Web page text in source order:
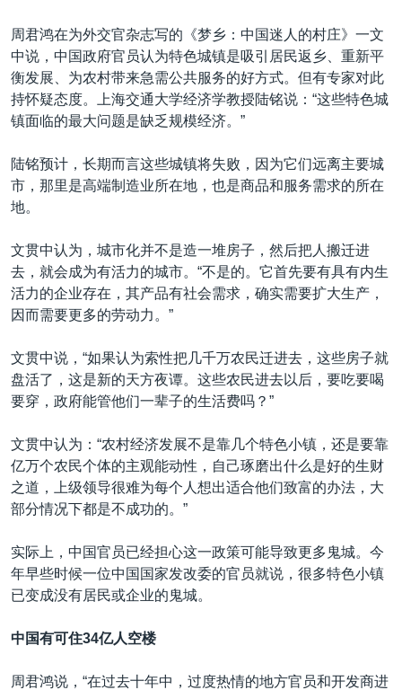
周君鸿在为外交官杂志写的《梦乡：中国迷人的村庄》一文
中说，中国政府官员认为特色城镇是吸引居民返乡、重新平
衡发展、为农村带来急需公共服务的好方式。但有专家对此
持怀疑态度。上海交通大学经济学教授陆铭说：“这些特色城
镇面临的最大问题是缺乏规模经济。”
陆铭预计，长期而言这些城镇将失败，因为它们远离主要城
市，那里是高端制造业所在地，也是商品和服务需求的所在
地。
文贯中认为，城市化并不是造一堆房子，然后把人搬迁进
去，就会成为有活力的城市。“不是的。它首先要有具有内生
活力的企业存在，其产品有社会需求，确实需要扩大生产，
因而需要更多的劳动力。”
文贯中说，“如果认为索性把几千万农民迁进去，这些房子就
盘活了，这是新的天方夜谭。这些农民进去以后，要吃要喝
要穿，政府能管他们一辈子的生活费吗？”
文贯中认为：“农村经济发展不是靠几个特色小镇，还是要靠
亿万个农民个体的主观能动性，自己琢磨出什么是好的生财
之道，上级领导很难为每个人想出适合他们致富的办法，大
部分情况下都是不成功的。”
实际上，中国官员已经担心这一政策可能导致更多鬼城。今
年早些时候一位中国国家发改委的官员就说，很多特色小镇
已变成没有居民或企业的鬼城。
中国有可住34亿人空楼
周君鸿说，“在过去十年中，过度热情的地方官员和开发商进